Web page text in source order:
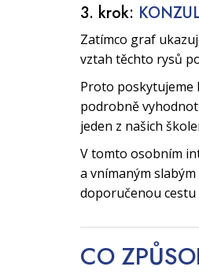
3. krok:
Zatímco graf
vztah těchto rysů
Proto poskytujeme
podrobně
jeden z našich
V tomto osobním
a vnímaným
doporučenou cestu
CO